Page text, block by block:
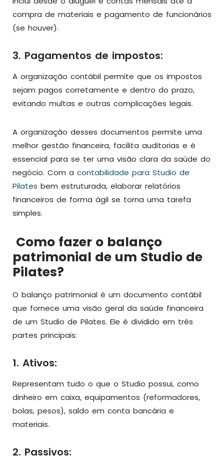
compra de materiais e pagamento de funcionários
(se houver).
3. Pagamentos de impostos:
A organização contábil permite que os impostos
sejam pagos corretamente e dentro do prazo,
evitando multas e outras complicações legais.
A organização desses documentos permite uma
melhor gestão financeira, facilita auditorias e é
essencial para se ter uma visão clara da saúde do
negócio. Com a contabilidade para Studio de
Pilates bem estruturada, elaborar relatórios
financeiros de forma ágil se torna uma tarefa
simples.
Como fazer o balanço
patrimonial de um Studio de
Pilates?
O balanço patrimonial é um documento contábil
que fornece uma visão geral da saúde financeira
de um Studio de Pilates. Ele é dividido em três
partes principais:
1. Ativos:
Representam tudo o que o Studio possui, como
dinheiro em caixa, equipamentos (reformadores,
bolas, pesos), saldo em conta bancária e
materiais.
2. Passivos: